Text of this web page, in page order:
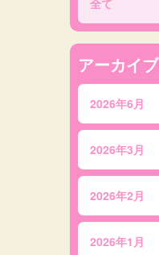
全て
アーカイブ
2026年6月
2026年3月
2026年2月
2026年1月